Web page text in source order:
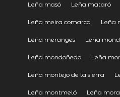
Leña masó Leña mataró
Leña meira comarca Leña
Leña meranges Leña
Leña mondoñedo Leña
Leña montejo de la sierra
Leña montmeló Leña